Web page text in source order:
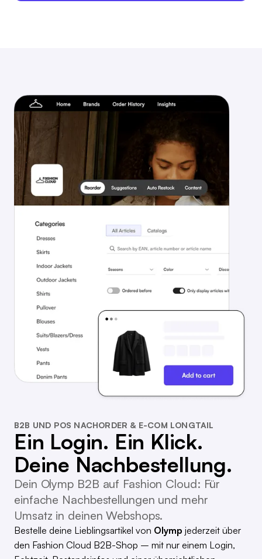
B2B UND POS NACHORDER & E-COM LONGTAIL
Ein Login. Ein Klick.
Deine Nachbestellung.
Dein Olymp B2B auf Fashion Cloud: Für
einfache Nachbestellungen und mehr
Umsatz in deinen Webshops.
Bestelle deine Lieblingsartikel von Olymp jederzeit über
den Fashion Cloud B2B-Shop – mit nur einem Login,